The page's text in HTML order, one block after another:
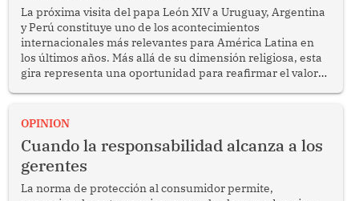
La próxima visita del papa León XIV a Uruguay, Argentina
y Perú constituye uno de los acontecimientos
internacionales más relevantes para América Latina en
los últimos años. Más allá de su dimensión religiosa, esta
gira representa una oportunidad para reafirmar el valor
enfrenta desafíos en materia de desarrollo, cohesión
OPINION
Cuando la responsabilidad alcanza a los
gerentes
La norma de protección al consumidor permite,